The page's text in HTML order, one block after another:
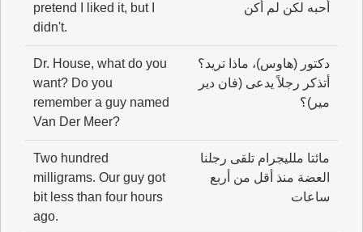
أحبه لكن لم أكن
pretend I liked it, but I
didn't.
دكتور (هاوس)، ماذا تريد؟
أتذكر رجلاً يدعى (فان دير
مير)؟
Dr. House, what do you
want? Do you
remember a guy named
Van Der Meer?
مائتا ملليجرام تلقى رجلنا
العضة منذ أقل من أربع
ساعات
Two hundred
milligrams. Our guy got
bit less than four hours
ago.